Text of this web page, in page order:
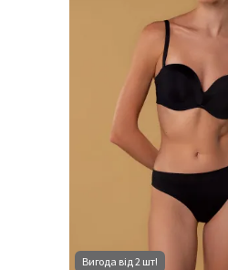
Вигода від 2 шт!